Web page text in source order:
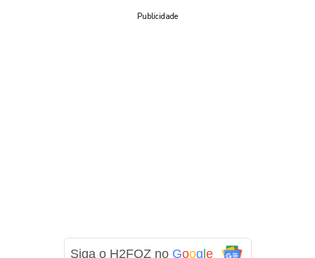
Publicidade
Siga o H2FOZ no Goog e